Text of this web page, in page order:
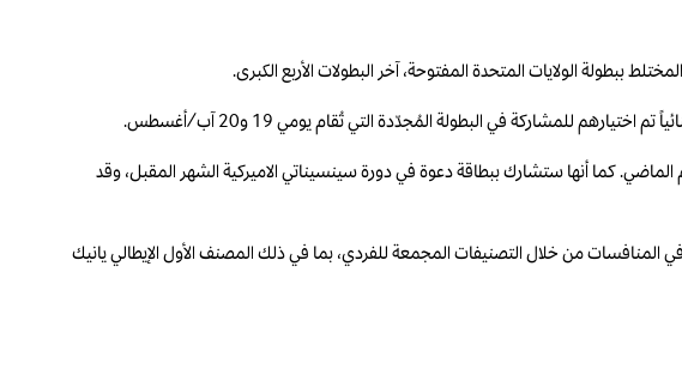
الولايات المتحدة المفتوحة، آخر البطولات الأربع الكبرى.
الماضي. كما أنها ستشارك ببطاقة دعوة في دورة سينسيناتي الاميركية الشهر المقبل، وقد
من خلال التصنيفات المجمعة للفردي، بما في ذلك المصنف الأول الإيطالي يانيك